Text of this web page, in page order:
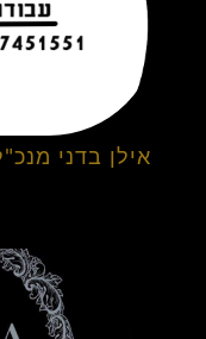
אילן בדני